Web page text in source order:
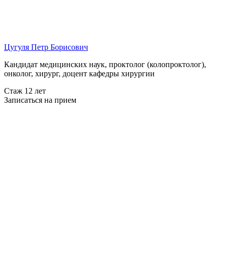
Цугуля Петр Борисович
Кандидат медицинских наук, проктолог (колопроктолог),
онколог, хирург, доцент кафедры хирургии
Стаж 12 лет
Записаться на прием